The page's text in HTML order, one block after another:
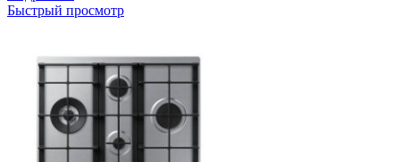
Быстрый просмотр